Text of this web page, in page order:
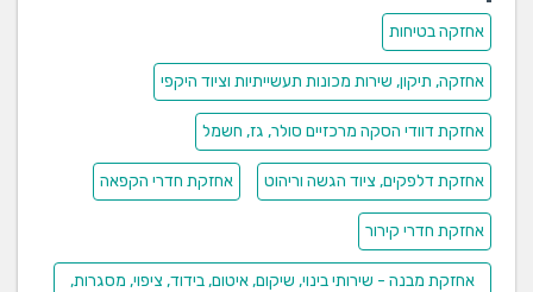
אחזקה בטיחות
אחזקה, תיקון, שירות מכונות תעשייתיות וציוד היקפי
אחזקת דוודי הסקה מרכזיים סולר, גז, חשמל
אחזקת דלפקים, ציוד הגשה וריהוט אחזקת חדרי הקפאה
אחזקת חדרי קירור
אחזקת מבנה - שירותי בינוי, שיקום, איטום, בידוד, ציפוי, מסגרות,